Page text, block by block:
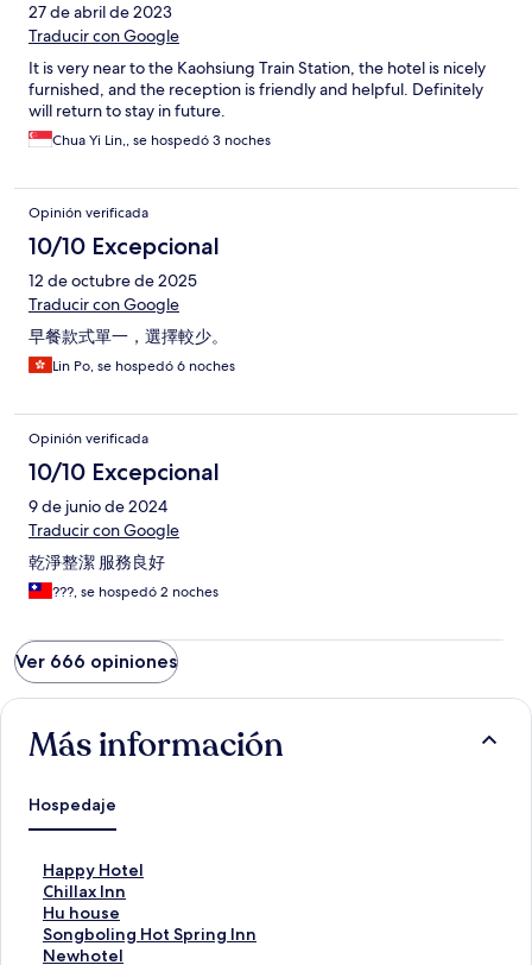
27 de abril de 2023
Traducir con Google
It is very near to the Kaohsiung Train Station, the hotel is nicely
furnished, and the reception is friendly and helpful. Definitely
will return to stay in future.
Chua Yi Lin,, se hospedó 3 noches
Opinión verificada
10/10 Excepcional
12 de octubre de 2025
Traducir con Google
早餐款式單一，選擇較少。
Lin Po, se hospedó 6 noches
Opinión verificada
10/10 Excepcional
9 de junio de 2024
Traducir con Google
乾淨整潔 服務良好
???, se hospedó 2 noches
Ver 666 opiniones
Más información
Hospedaje
Happy Hotel
E
n
l
a
c
Chillax Inn
E
n
l
a
Hu house
E
n
l
Songboling Hot Spring Inn
E
n
Newhotel
E